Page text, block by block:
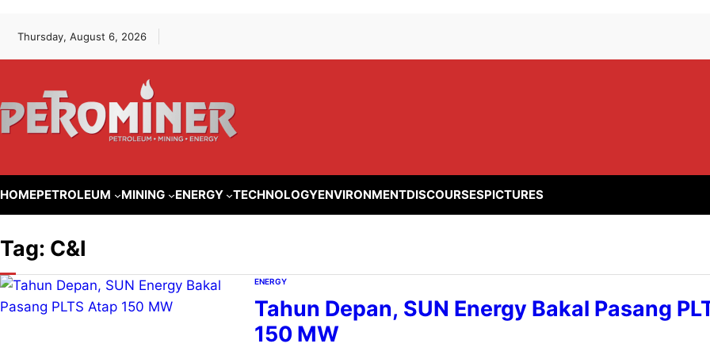
Thursday, August 6, 2026
HOMEPETROLEUM MINING ENERGY TECHNOLOGYENVIRONMENTDISCOURSESPICTURES
Tag: C&I
ENERGY
Tahun Depan, SUN Energy Bakal Pasang
150 MW